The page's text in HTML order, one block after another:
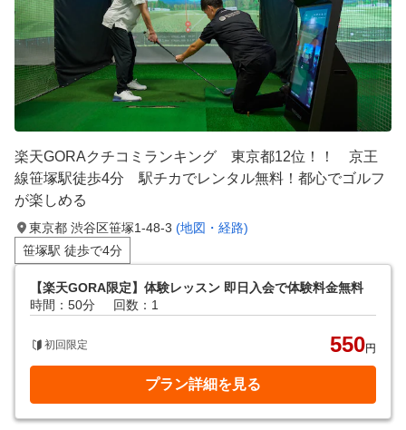
楽天GORAクチコミランキング 東京都12位！！ 京王
線笹塚駅徒歩4分 駅チカでレンタル無料！都心でゴルフ
が楽しめる
東京都 渋谷区笹塚1-48-3 (地図・経路)
笹塚駅 徒歩で4分
【楽天GORA限定】体験レッスン 即日入会で体験料金無料
時間：50分
回数：1
初回限定 550円
プラン詳細を見る